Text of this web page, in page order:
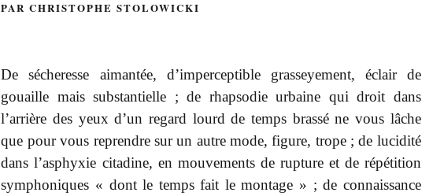
PAR CHRISTOPHE STOLOWICKI
De sécheresse aimantée, d’imperceptible grasseyement, éclair de
gouaille mais substantielle ; de rhapsodie urbaine qui droit dans
l’arrière des yeux d’un regard lourd de temps brassé ne vous lâche
que pour vous reprendre sur un autre mode, figure, trope ; de lucidité
dans l’asphyxie citadine, en mouvements de rupture et de répétition
symphoniques « dont le temps fait le montage » ; de connaissance